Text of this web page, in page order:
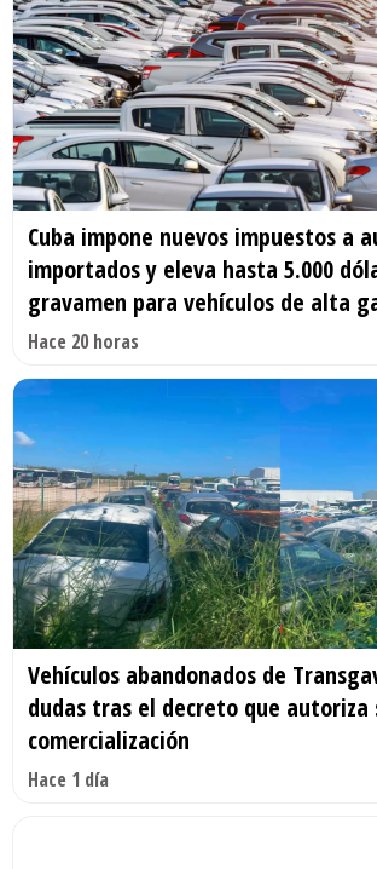
Cuba impone nuevos impuestos a
importados y eleva hasta 5.000
gravamen para vehículos de alta
Hace 20 horas
Vehículos abandonados de
dudas tras el decreto que autoriza
comercialización
Hace 1 día